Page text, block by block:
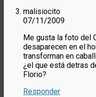
malisiocito
07/11/2009
Me gusta la foto del
desaparecen en el
transforman en
¿el que está detras
Florio?
Responder